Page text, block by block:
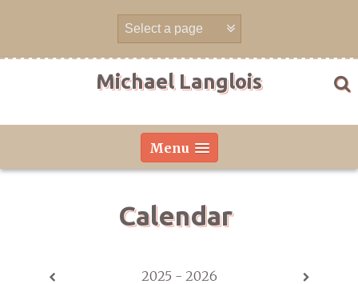
Michael Langlois
Menu
Calendar
2025 - 2026